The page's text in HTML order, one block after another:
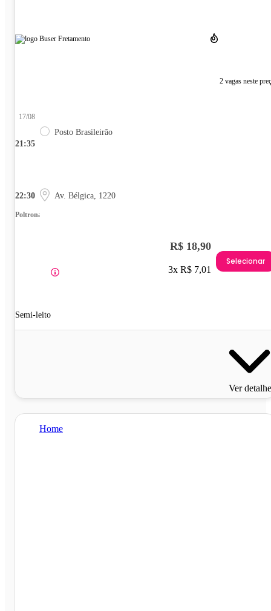
2 vagas neste
21:35
17/08
Posto Brasileirão
22:30 Av. Bélgica, 1220
Poltrona
Semi-leito
R$ 18,90
3x R$ 7,01
Selecionar
Ver
Home